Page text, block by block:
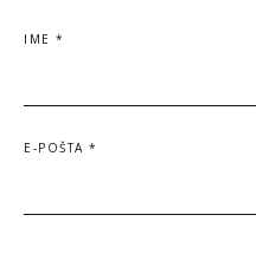
IME *
E-POŠTA *